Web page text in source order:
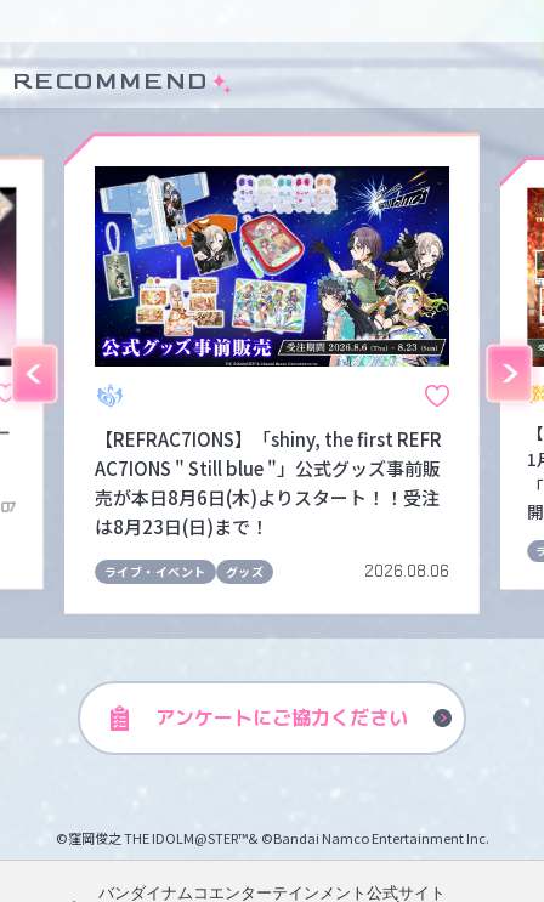
RECOMMEND
【REFRAC7IONS】「shiny, the first REFR
AC7IONS " Still blue "」公式グッズ事前販
売が本日8月6日(木)よりスタート！！受注
は8月23日(日)まで！
ライブ・イベント グッズ 2026.08.06
1
アンケートにご協力ください
©窪岡俊之 THE IDOLM@STER™& ©Bandai Namco Entertainment Inc.
バンダイナムコエンターテインメント公式サイト